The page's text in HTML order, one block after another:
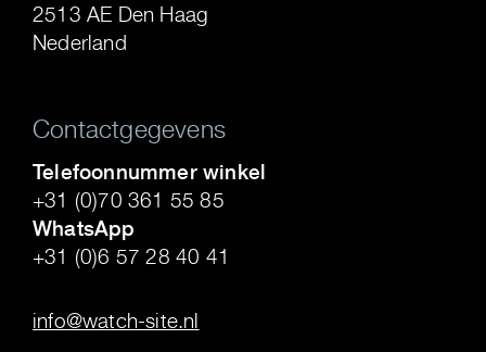
2513 AE Den Haag
Nederland
Contactgegevens
Telefoonnummer winkel
+31 (0)70 361 55 85
WhatsApp
+31 (0)6 57 28 40 41
info@watch-site.nl